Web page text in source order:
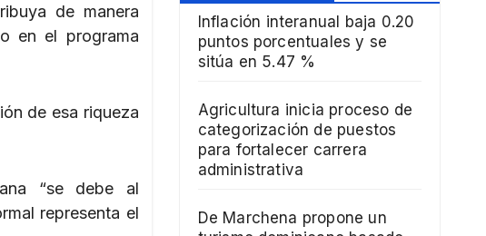
de manera
en el programa
de esa riqueza
“se debe al
representa el
Inflación interanual baja 0.20
puntos porcentuales y se
sitúa en 5.47 %
Agricultura inicia proceso de
categorización de puestos
para fortalecer carrera
administrativa
De Marchena propone un